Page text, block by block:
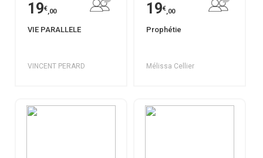
19€,00
VIE PARALLELE
VINCENT PERARD
19€,00
Prophétie
Mélissa Cellier